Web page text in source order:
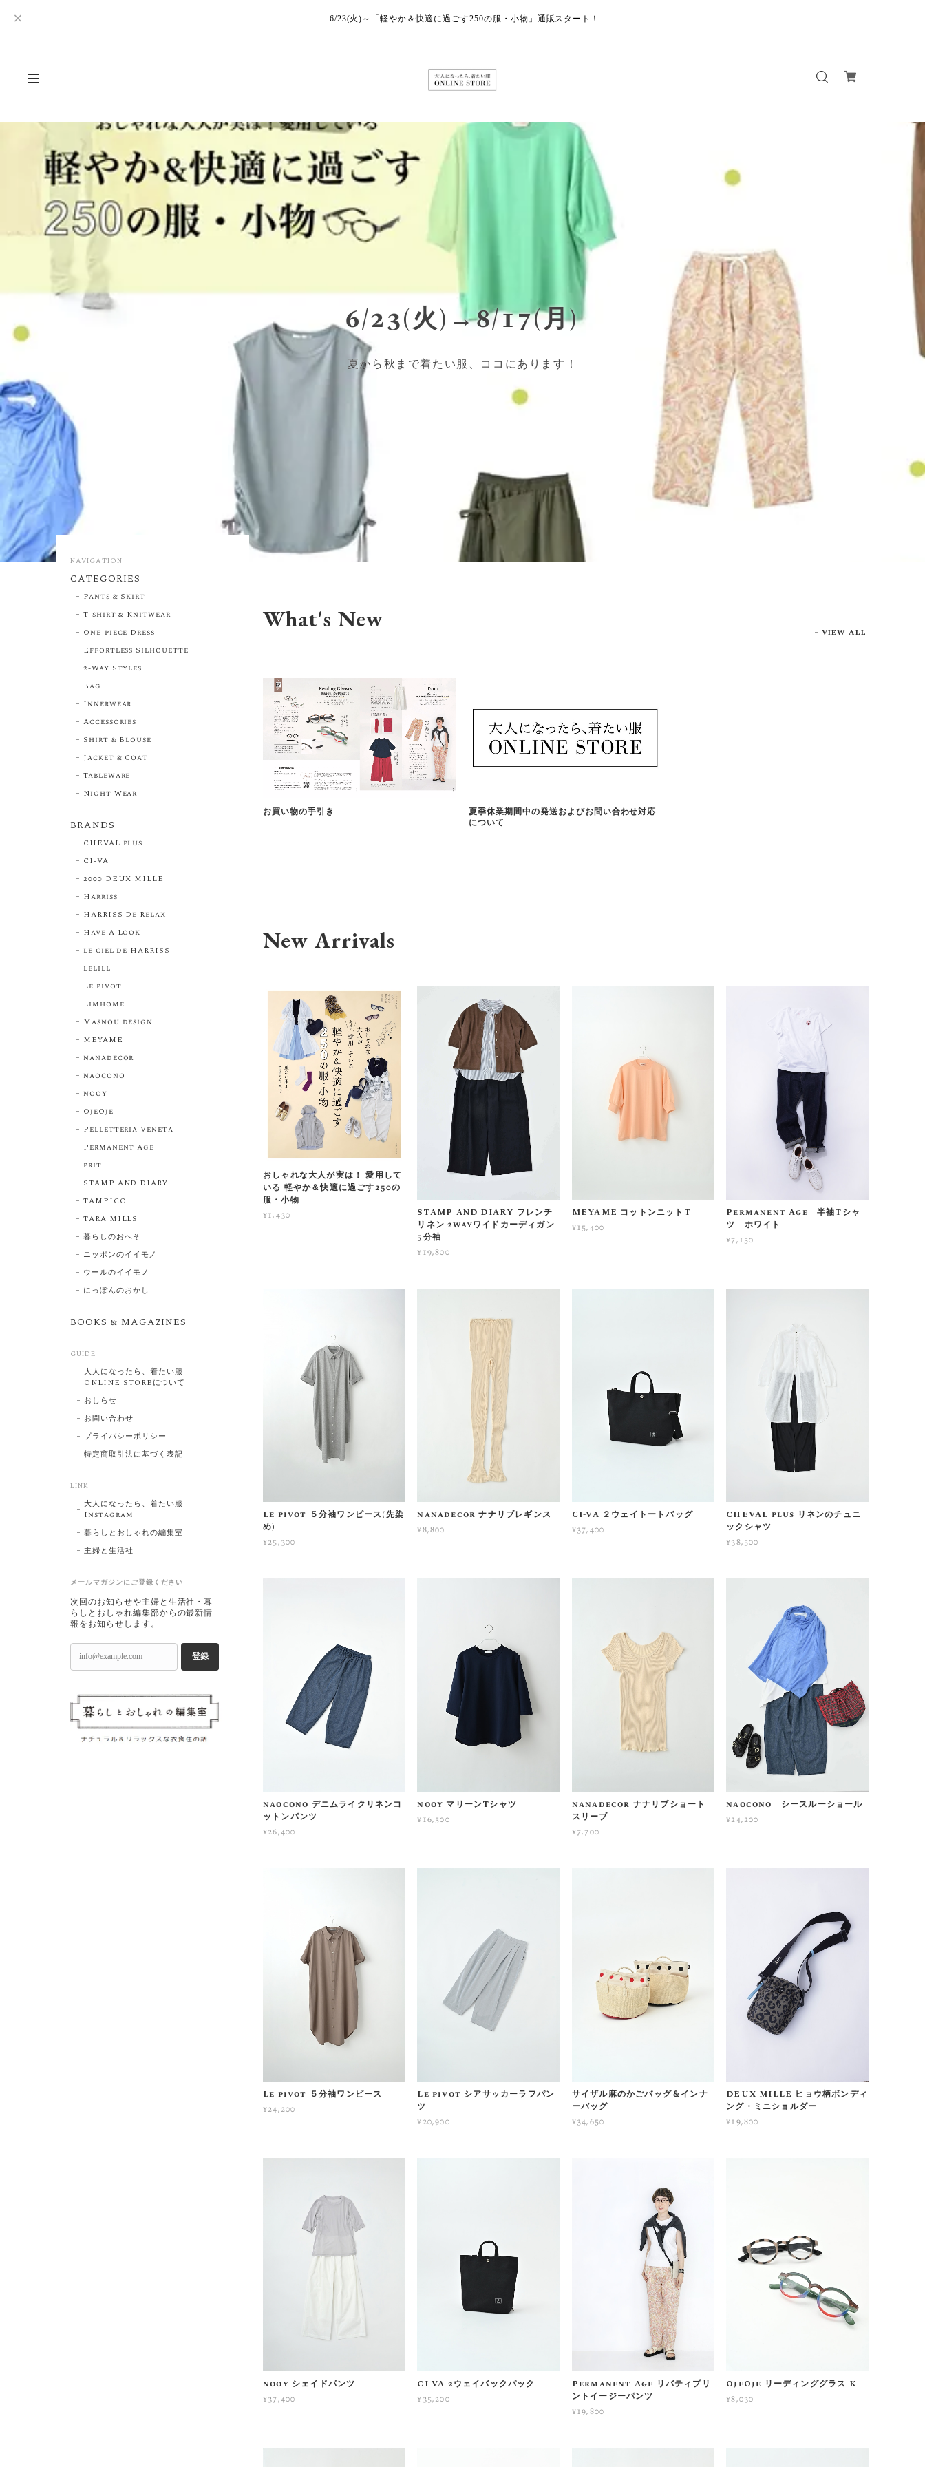
6/23(火)～「軽やか＆快適に過ごす250の服・小物」通販スタート！
6/23(火)→8/17(月)
夏から秋まで着たい服、ココにあります！
What's New VIEW ALL
お買い物の手引き
夏季休業期間中の発送およびお問い合わせ対応
について
New Arrivals
おしゃれな大人が実は！ 愛用して
いる 軽やか＆快適に過ごす250の
服・小物
¥1,430
STAMP AND DIARY フレンチ
リネン 2wayワイドカーディガン
5分袖
¥19,800
MEYAME コットンニットT
¥15,400
Permanent Age 半袖Tシャ
ツ ホワイト
¥7,150
Le pivot ５分袖ワンピース(先染
め)
¥25,300
nanadecor ナナリブレギンス
¥8,800
CI-VA ２ウェイトートバッグ
¥37,400
CHEVAL plus リネンのチュニ
ックシャツ
¥38,500
naocono デニムライクリネンコ
ットンパンツ
¥26,400
nooy マリーンTシャツ
¥16,500
nanadecor ナナリブショート
スリーブ
¥7,700
naocono シースルーショール
¥24,200
Le pivot ５分袖ワンピース
¥24,200
Le pivot シアサッカーラフパン
ツ
¥20,900
サイザル麻のかごバッグ＆インナ
ーバッグ
¥34,650
DEUX MILLE ヒョウ柄ボンディ
ング・ミニショルダー
¥19,800
nooy シェイドパンツ
¥37,400
CI-VA 2ウェイバックパック
¥35,200
Permanent Age リバティプリ
ントイージーパンツ
¥19,800
OjeOje リーディンググラス K
¥8,030
NAVIGATION
CATEGORIES
Pants & Skirt
T-shirt & Knitwear
One-piece Dress
Effortless Silhouette
2-Way Styles
Bag
Innerwear
Accessories
Shirt & Blouse
Jacket & Coat
Tableware
Night Wear
BRANDS
CHEVAL plus
CI-VA
2000 DEUX MILLE
Harriss
HARRISS De Relax
Have A Look
le ciel de HARRISS
lelill
Le pivot
Limhome
Masnou design
MEYAME
nanadecor
naocono
nooy
OjeOje
Pelletteria Veneta
Permanent Age
prit
STAMP AND DIARY
TAMPICO
TARA MILLS
暮らしのおへそ
ニッポンのイイモノ
ウールのイイモノ
にっぽんのおかし
BOOKS & MAGAZINES
GUIDE
大人になったら、着たい服
ONLINE STOREについて
おしらせ
お問い合わせ
プライバシーポリシー
特定商取引法に基づく表記
LINK
大人になったら、着たい服
Instagram
暮らしとおしゃれの編集室
主婦と生活社
メールマガジンにご登録ください
次回のお知らせや主婦と生活社・暮
らしとおしゃれ編集部からの最新情
報をお知らせします。
登録